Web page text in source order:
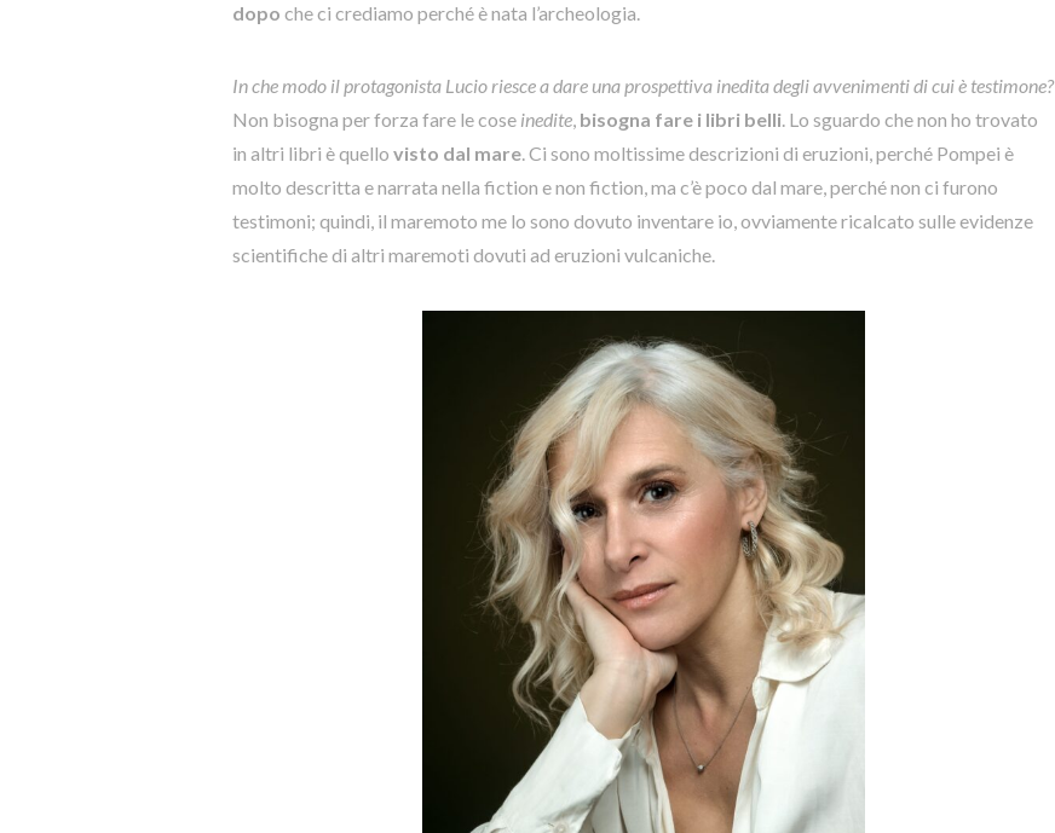
dopo che ci crediamo perché è nata l’archeologia.
In che modo il protagonista Lucio riesce a dare una prospettiva inedita degli avvenimenti di cui è testimone?
Non bisogna per forza fare le cose inedite, bisogna fare i libri belli. Lo sguardo che non ho trovato
in altri libri è quello visto dal mare. Ci sono moltissime descrizioni di eruzioni, perché Pompei è
molto descritta e narrata nella fiction e non fiction, ma c’è poco dal mare, perché non ci furono
testimoni; quindi, il maremoto me lo sono dovuto inventare io, ovviamente ricalcato sulle evidenze
scientifiche di altri maremoti dovuti ad eruzioni vulcaniche.